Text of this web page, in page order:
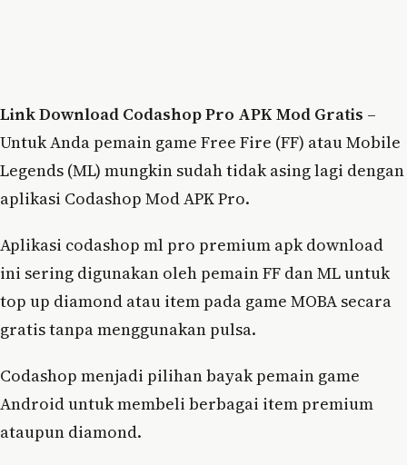
Link Download Codashop Pro APK Mod Gratis –
Untuk Anda pemain game Free Fire (FF) atau Mobile
Legends (ML) mungkin sudah tidak asing lagi dengan
aplikasi Codashop Mod APK Pro.
Aplikasi codashop ml pro premium apk download
ini sering digunakan oleh pemain FF dan ML untuk
top up diamond atau item pada game MOBA secara
gratis tanpa menggunakan pulsa.
Codashop menjadi pilihan bayak pemain game
Android untuk membeli berbagai item premium
ataupun diamond.